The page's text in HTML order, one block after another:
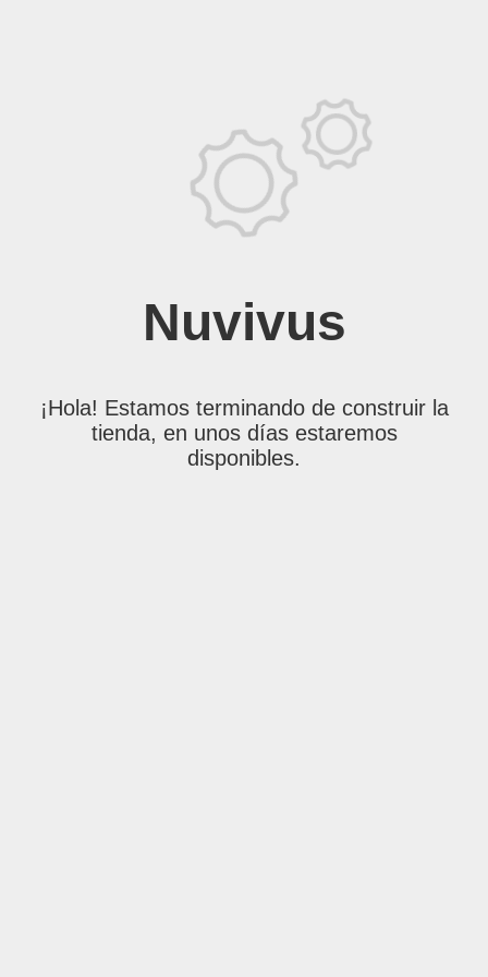
Nuvivus
¡Hola! Estamos terminando de construir la
tienda, en unos días estaremos
disponibles.